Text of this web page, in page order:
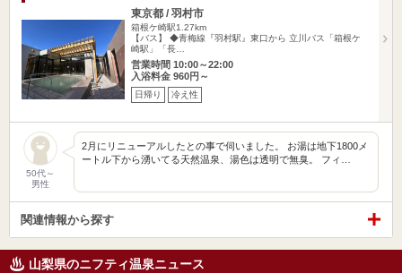
東京都 / 羽村市
箱根ケ崎駅1.27km
【バス】 ◆青梅線『羽村駅』東口から 立川バス「箱根ケ
崎駅」「長…
営業時間 10:00～22:00
入浴料金 960円～
日帰り 冷え性
50代～
男性
2月にリニューアルしたとの事で伺いました。 お湯は地下1800メ
ートル下から湧いてる天然温泉、湯色は透明で無臭。 フィ…
関連情報から探す
山梨県のニフティ温泉ニュース